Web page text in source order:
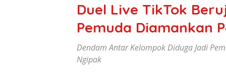
Duel Live TikTok
Pemuda Diamankan
Dendam Antar Kelompok Diduga Jadi
Ngipak